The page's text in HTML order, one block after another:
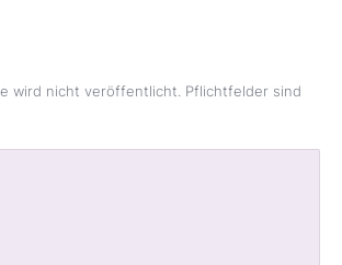
wird nicht veröffentlicht. Pflichtfelder sind